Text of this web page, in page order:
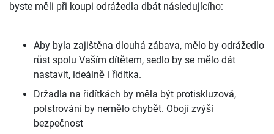
byste měli při koupi odrážedla dbát následujícího:
Aby byla zajištěna dlouhá zábava, mělo by odrážedlo
růst spolu Vaším dítětem, sedlo by se mělo dát
nastavit, ideálně i řidítka.
Držadla na řidítkách by měla být protiskluzová,
polstrování by nemělo chybět. Obojí zvýší
bezpečnost